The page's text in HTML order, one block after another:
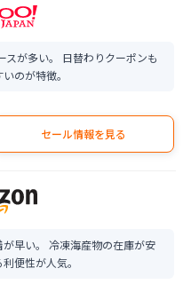
スが多い。 日替わりクーポンも
のが特徴。
セール情報を見る
早い。 冷凍海産物の在庫が安
便性が人気。